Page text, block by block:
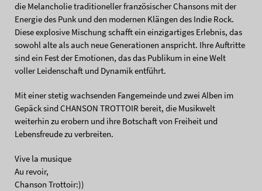
die Melancholie traditioneller französischer Chansons mit der
Energie des Punk und den modernen Klängen des Indie Rock.
Diese explosive Mischung schafft ein einzigartiges Erlebnis, das
sowohl alte als auch neue Generationen anspricht. Ihre Auftritte
sind ein Fest der Emotionen, das das Publikum in eine Welt
voller Leidenschaft und Dynamik entführt.
Mit einer stetig wachsenden Fangemeinde und zwei Alben im
Gepäck sind CHANSON TROTTOIR bereit, die Musikwelt
weiterhin zu erobern und ihre Botschaft von Freiheit und
Lebensfreude zu verbreiten.
Vive la musique
Au revoir,
Chanson Trottoir:))